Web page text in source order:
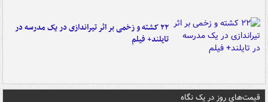
۲۲ کشته و زخمی بر اثر تیراندازی در یک مدرسه در
تایلند+ فیلم
قیمت‌های روز در یک نگاه